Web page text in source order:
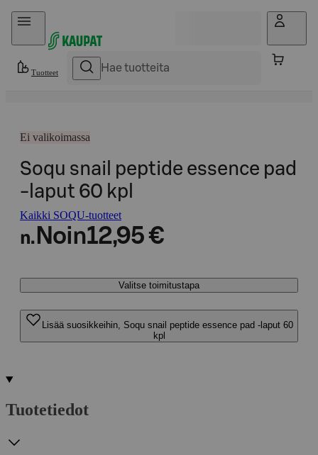
Hyppää sisältöön
Tuotteet
Ei valikoimassa
Soqu snail peptide essence pad
-laput 60 kpl
Kaikki SOQU-tuotteet
n. Noin12,95 €
Valitse toimitustapa
Lisää suosikkeihin, Soqu snail peptide essence pad -laput 60
kpl
Tuotetiedot